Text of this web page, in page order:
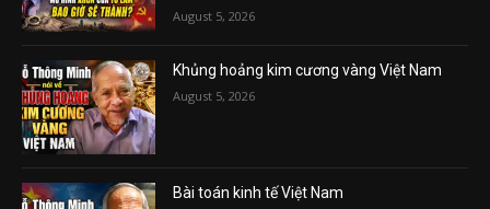
August 5, 2026
Khủng hoảng kim cương vàng Việt Nam
August 5, 2026
Bài toán kinh tế Việt Nam